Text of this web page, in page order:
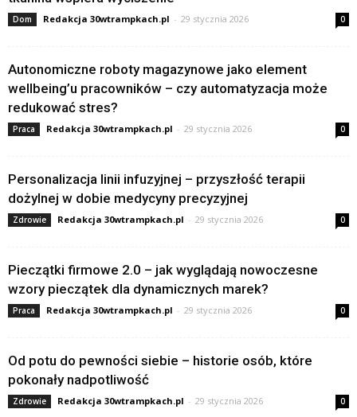
Dom Redakcja 30wtrampkach.pl - 29 stycznia 2026 0
Autonomiczne roboty magazynowe jako element
wellbeing’u pracowników – czy automatyzacja może
redukować stres?
Praca Redakcja 30wtrampkach.pl - 29 stycznia 2026 0
Personalizacja linii infuzyjnej – przyszłość terapii
dożylnej w dobie medycyny precyzyjnej
Zdrowie Redakcja 30wtrampkach.pl - 29 stycznia 2026 0
Pieczątki firmowe 2.0 – jak wyglądają nowoczesne
wzory pieczątek dla dynamicznych marek?
Praca Redakcja 30wtrampkach.pl - 29 stycznia 2026 0
Od potu do pewności siebie – historie osób, które
pokonały nadpotliwość
Zdrowie Redakcja 30wtrampkach.pl - 29 stycznia 2026 0